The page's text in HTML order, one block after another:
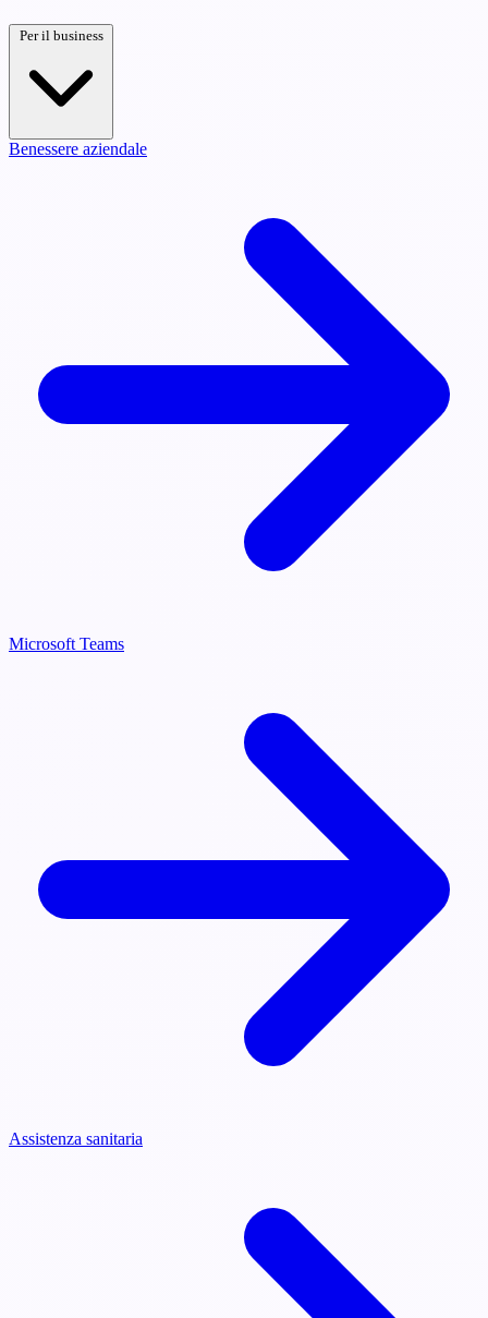
Per il business
Benessere aziendale
Microsoft Teams
Assistenza sanitaria